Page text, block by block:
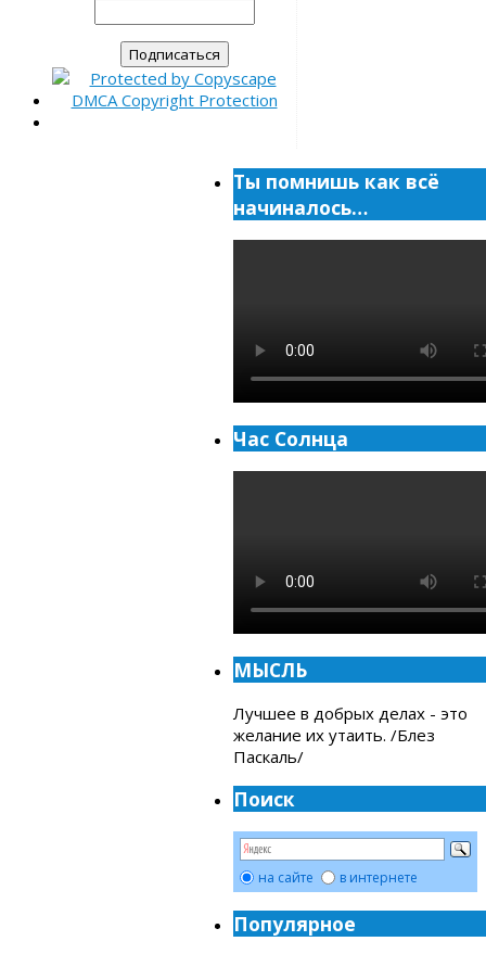
Ты помнишь как всё
начиналось…
Час Солнца
МЫСЛЬ
Лучшее в добрых делах - это
желание их утаить. /Блез
Паскаль/
Поиск
на сайте в интернете
Популярное